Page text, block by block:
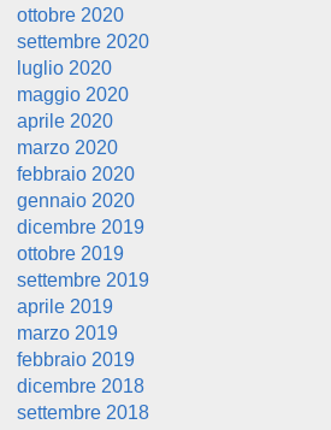
ottobre 2020
settembre 2020
luglio 2020
maggio 2020
aprile 2020
marzo 2020
febbraio 2020
gennaio 2020
dicembre 2019
ottobre 2019
settembre 2019
aprile 2019
marzo 2019
febbraio 2019
dicembre 2018
settembre 2018